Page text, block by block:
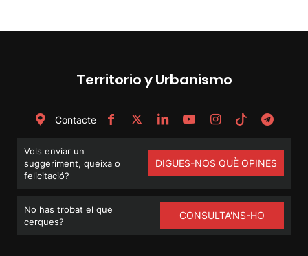
Territorio y Urbanismo
Contacte
Vols enviar un
suggeriment, queixa o
felicitació?
DIGUES-NOS QUÈ OPINES
No has trobat el que
cerques?
CONSULTA'NS-HO